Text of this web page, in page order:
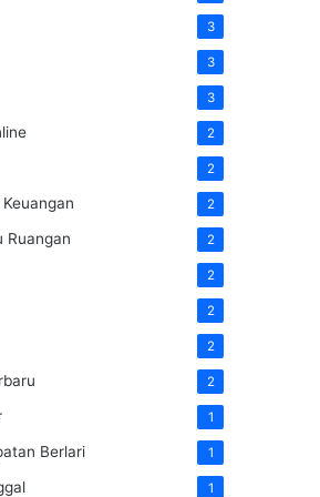
3
3
3
2
2
2
Ruangan 2
2
2
2
2
1
Berlari 1
1